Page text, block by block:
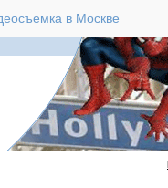
в Москве